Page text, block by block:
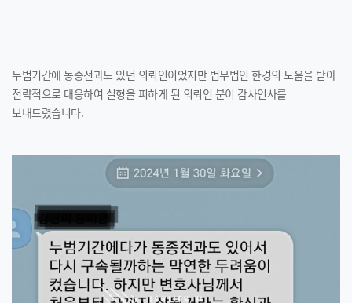
누범기간에 동종전과도 있던 의뢰인이었지만 법무법인 한경의 도움을 받아
전략적으로 대응하여 실형을 피하게 된 의뢰인 분이 감사인사를
보내드렸습니다.